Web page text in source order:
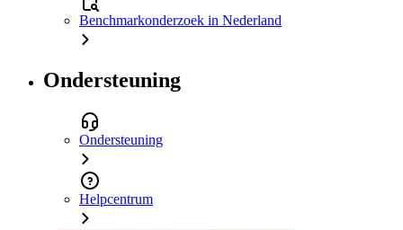
Benchmarkonderzoek in Nederland
Ondersteuning
Ondersteuning
Helpcentrum